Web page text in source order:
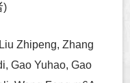
)
Zhipeng, Zhang
Gao Yuhao, Gao